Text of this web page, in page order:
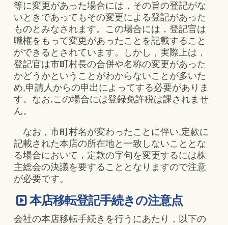
等に変更があった場合には，その旨の登記がな
いときであってもその変更による登記があった
ものとみなされます。この場合には，登記官は
職権をもって変更があったことを記載すること
ができるとされています。しかし，実際上は，
登記官は市町村長の合併や名称の変更があった
かどうかということがわからないことが多いた
め,申請人からの申出によってする必要がありま
す。なお,この場合には登録免許税は課されませ
ん。
なお，市町村名が変わったことに伴い,定款に
記載された本店の所在地と一致しないこととな
る場合において，定款の字句を変更するには株
主総会の決議を要することとなりますので注意
が必要です。
本店移転登記手続きの注意点
会社の本店移転手続きを行うにあたり，以下の